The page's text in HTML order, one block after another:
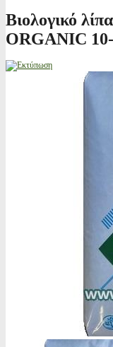
Βιολογικό
ORGANIC